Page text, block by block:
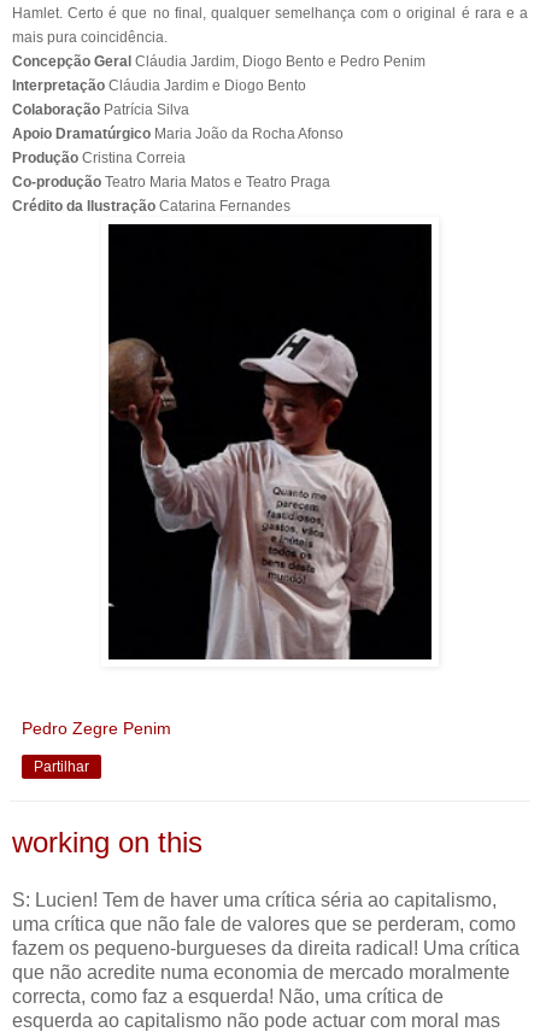
Hamlet. Certo é que no final, qualquer semelhança com o original é rara e a
mais pura coincidência.
Concepção Geral Cláudia Jardim, Diogo Bento e Pedro Penim
Interpretação Cláudia Jardim e Diogo Bento
Colaboração Patrícia Silva
Apoio Dramatúrgico Maria João da Rocha Afonso
Produção Cristina Correia
Co-produção Teatro Maria Matos e Teatro Praga
Crédito da Ilustração Catarina Fernandes
Pedro Zegre Penim
Partilhar
working on this
S: Lucien! Tem de haver uma crítica séria ao capitalismo,
uma crítica que não fale de valores que se perderam, como
fazem os pequeno-burgueses da direita radical! Uma crítica
que não acredite numa economia de mercado moralmente
correcta, como faz a esquerda! Não, uma crítica de
esquerda ao capitalismo não pode actuar com moral mas